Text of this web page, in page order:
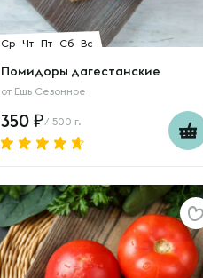
Ср Чт Пт Сб Вс
Помидоры дагестанские
от Ешь Сезонное
350 / 500 г.